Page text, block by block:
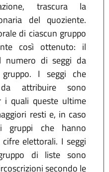
trascura la
del quoziente.
di ciascun gruppo
così ottenuto: il
numero di seggi da
I seggi che
attribuire sono
i quali queste ultime
resti e, in caso
che hanno
elettorali. I seggi
di liste sono
secondo le